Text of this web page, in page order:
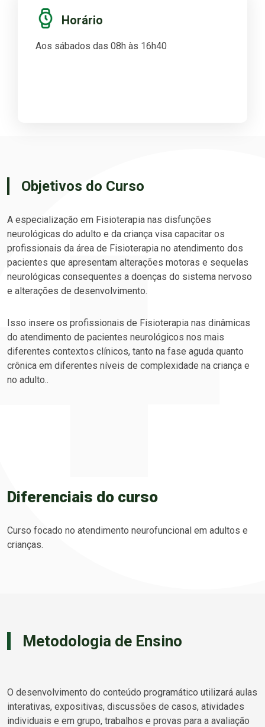
Horário
Aos sábados das 08h às 16h40
Objetivos do Curso
A especialização em Fisioterapia nas disfunções
neurológicas do adulto e da criança visa capacitar os
profissionais da área de Fisioterapia no atendimento dos
pacientes que apresentam alterações motoras e sequelas
neurológicas consequentes a doenças do sistema nervoso
e alterações de desenvolvimento.
Isso insere os profissionais de Fisioterapia nas dinâmicas
do atendimento de pacientes neurológicos nos mais
diferentes contextos clínicos, tanto na fase aguda quanto
crônica em diferentes níveis de complexidade na criança e
no adulto..
Diferenciais do curso
Curso focado no atendimento neurofuncional em adultos e
crianças.
Metodologia de Ensino
O desenvolvimento do conteúdo programático utilizará aulas
interativas, expositivas, discussões de casos, atividades
individuais e em grupo, trabalhos e provas para a avaliação